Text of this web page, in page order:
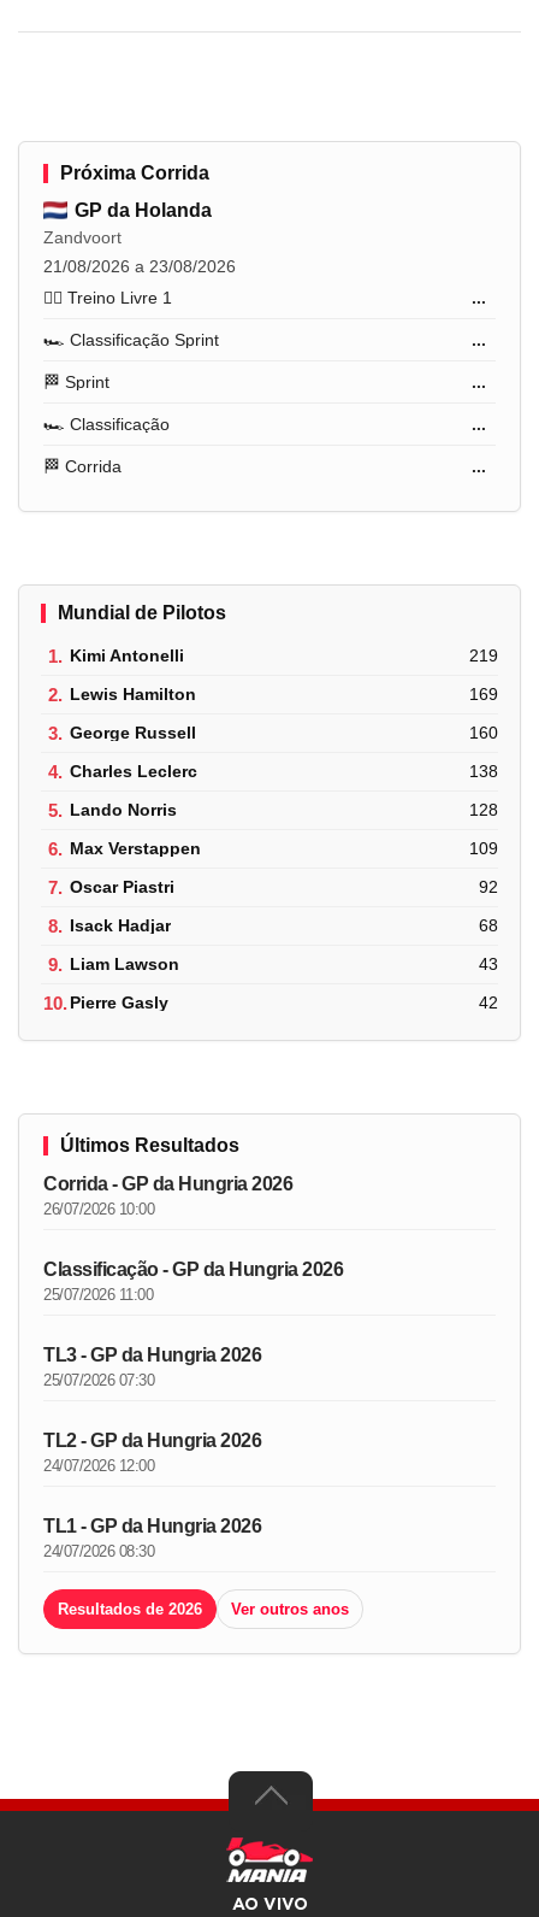
Próxima Corrida
GP da Holanda
Zandvoort
21/08/2026 a 23/08/2026
🏋️‍♂️ Treino Livre 1
...
🏎️ Classificação Sprint ...
🏁 Sprint ...
🏎️ Classificação ...
🏁 Corrida ...
Mundial de Pilotos
1. Kimi Antonelli 219
2. Lewis Hamilton 169
3. George Russell 160
4. Charles Leclerc 138
5. Lando Norris 128
6. Max Verstappen 109
7. Oscar Piastri 92
8. Isack Hadjar 68
9. Liam Lawson 43
10.Pierre Gasly 42
Últimos Resultados
Corrida - GP da Hungria 2026
26/07/2026 10:00
Classificação - GP da Hungria 2026
25/07/2026 11:00
TL3 - GP da Hungria 2026
25/07/2026 07:30
TL2 - GP da Hungria 2026
24/07/2026 12:00
TL1 - GP da Hungria 2026
24/07/2026 08:30
Resultados de 2026 Ver outros anos
AO VIVO